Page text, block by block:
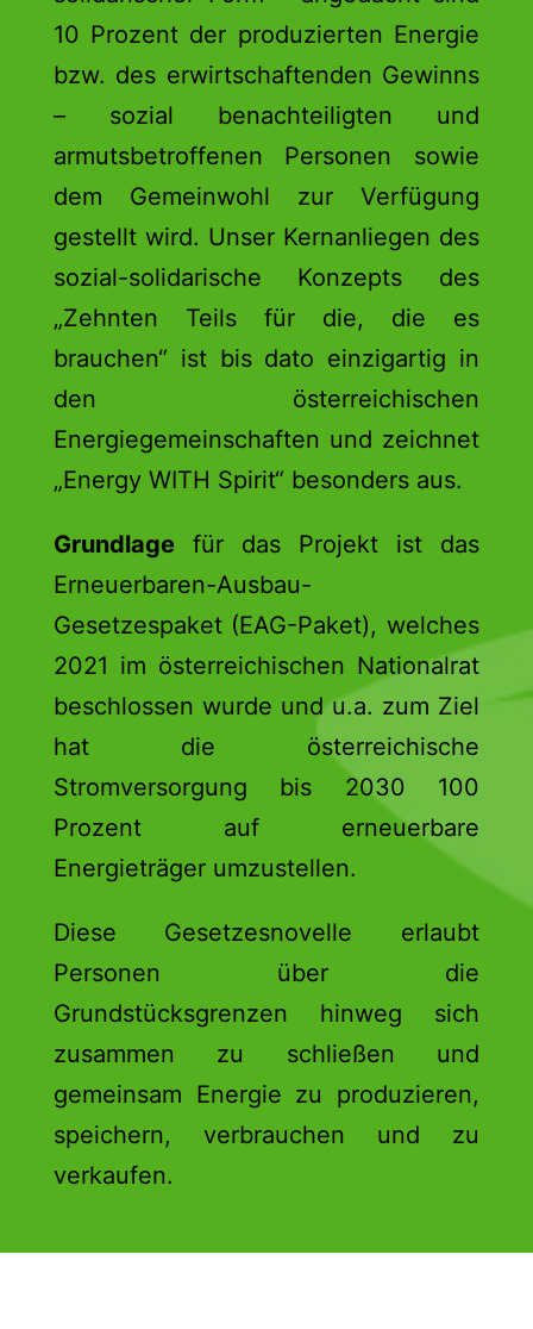
10 Prozent der produzierten Energie
bzw. des erwirtschaftenden Gewinns
– sozial benachteiligten und
armutsbetroffenen Personen sowie
dem Gemeinwohl zur Verfügung
gestellt wird. Unser Kernanliegen des
sozial-solidarische Konzepts des
„Zehnten Teils für die, die es
brauchen“ ist bis dato einzigartig in
den österreichischen
Energiegemeinschaften und zeichnet
„Energy WITH Spirit“ besonders aus.
Grundlagefür das Projekt ist das
Erneuerbaren-Ausbau-
Gesetzespaket (EAG-Paket), welches
2021 im österreichischen Nationalrat
beschlossen wurde und u.a. zum Ziel
hat die österreichische
Stromversorgung bis 2030 100
Prozent auf erneuerbare
Energieträger umzustellen.
Diese Gesetzesnovelle erlaubt
Personen über die
Grundstücksgrenzen hinweg sich
zusammen zu schließen und
gemeinsam Energie zu produzieren,
speichern, verbrauchen und zu
verkaufen.